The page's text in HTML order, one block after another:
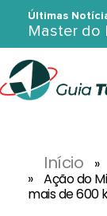
Últimas
Master do
Início »
» Ação do
mais de 600